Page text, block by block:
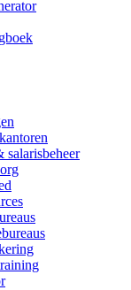
salarisbeheer